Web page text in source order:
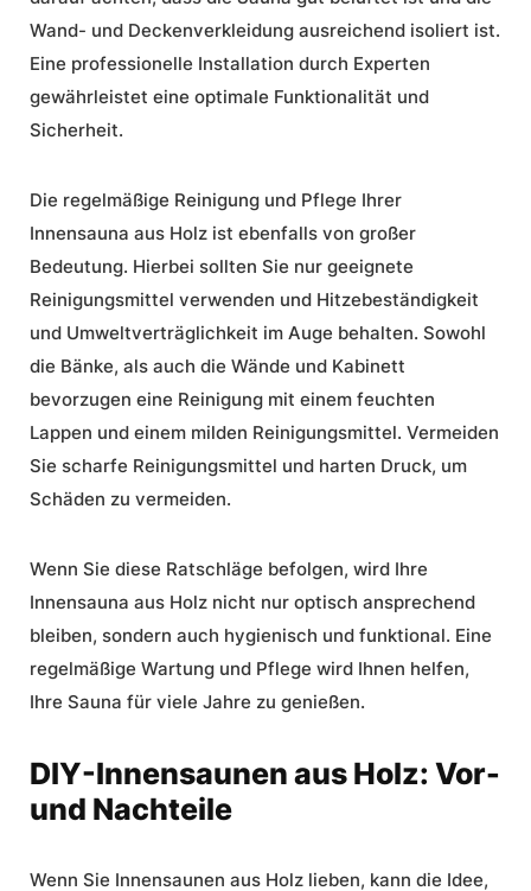
Wand- und Deckenverkleidung ausreichend isoliert ist.
Eine professionelle Installation durch Experten
gewährleistet eine optimale Funktionalität und
Sicherheit.
Die regelmäßige Reinigung und Pflege Ihrer
Innensauna aus Holz ist ebenfalls von großer
Bedeutung. Hierbei sollten Sie nur geeignete
Reinigungsmittel verwenden und Hitzebeständigkeit
und Umweltverträglichkeit im Auge behalten. Sowohl
die Bänke, als auch die Wände und Kabinett
bevorzugen eine Reinigung mit einem feuchten
Lappen und einem milden Reinigungsmittel. Vermeiden
Sie scharfe Reinigungsmittel und harten Druck, um
Schäden zu vermeiden.
Wenn Sie diese Ratschläge befolgen, wird Ihre
Innensauna aus Holz nicht nur optisch ansprechend
bleiben, sondern auch hygienisch und funktional. Eine
regelmäßige Wartung und Pflege wird Ihnen helfen,
Ihre Sauna für viele Jahre zu genießen.
DIY-Innensaunen aus Holz: Vor-
und Nachteile
Wenn Sie Innensaunen aus Holz lieben, kann die Idee,